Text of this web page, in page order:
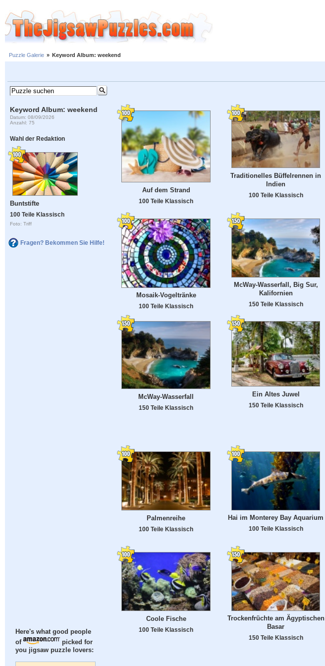
Puzzle Galerie » Keyword Album: weekend
Keyword Album: weekend
Datum: 08/09/2026
Anzahl: 75
Wahl der Redaktion
Buntstifte
100 Teile Klassisch
Foto: Triff
Fragen? Bekommen Sie Hilfe!
Here's what good people
of
picked for
you jigsaw puzzle lovers:
Auf dem Strand
100 Teile Klassisch
Traditionelles Büffelrennen in
Indien
100 Teile Klassisch
Mosaik-Vogeltränke
100 Teile Klassisch
McWay-Wasserfall, Big Sur,
Kalifornien
150 Teile Klassisch
McWay-Wasserfall
150 Teile Klassisch
Ein Altes Juwel
150 Teile Klassisch
Palmenreihe
100 Teile Klassisch
Hai im Monterey Bay Aquarium
100 Teile Klassisch
Coole Fische
100 Teile Klassisch
Trockenfrüchte am Ägyptischen
Basar
150 Teile Klassisch